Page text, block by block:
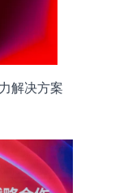
解决方案